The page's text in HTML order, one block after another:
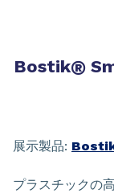
Bostik®
展示製品:
プラスチックの